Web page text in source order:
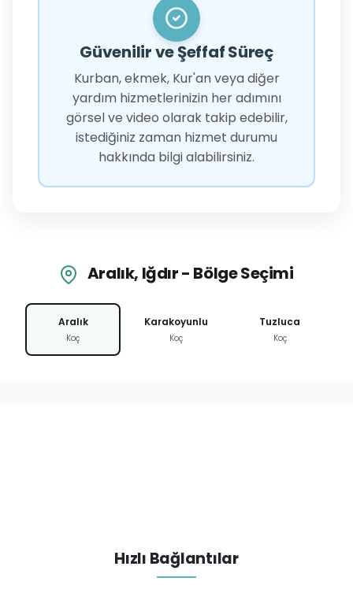
Güvenilir ve Şeffaf Süreç
Kurban, ekmek, Kur'an veya diğer
yardım hizmetlerinizin her adımını
görsel ve video olarak takip edebilir,
istediğiniz zaman hizmet durumu
hakkında bilgi alabilirsiniz.
Aralık, Iğdır - Bölge Seçimi
Aralık
Koç
Karakoyunlu
Koç
Tuzluca
Koç
Hızlı Bağlantılar